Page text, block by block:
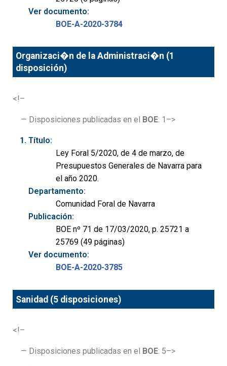
Ver documento:
BOE-A-2020-3784
Organizaci�n de la Administraci�n (1
disposición)
<!–
— Disposiciones publicadas en el BOE: 1–>
Título:
Ley Foral 5/2020, de 4 de marzo, de
Presupuestos Generales de Navarra para
el año 2020.
Departamento:
Comunidad Foral de Navarra
Publicación:
BOE nº 71 de 17/03/2020, p. 25721 a
25769 (49 páginas)
Ver documento:
BOE-A-2020-3785
Sanidad (5 disposiciones)
<!–
— Disposiciones publicadas en el BOE: 5–>